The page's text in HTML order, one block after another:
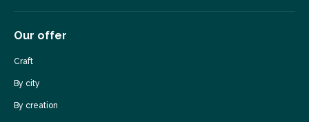
Our offer
Craft
By city
By creation